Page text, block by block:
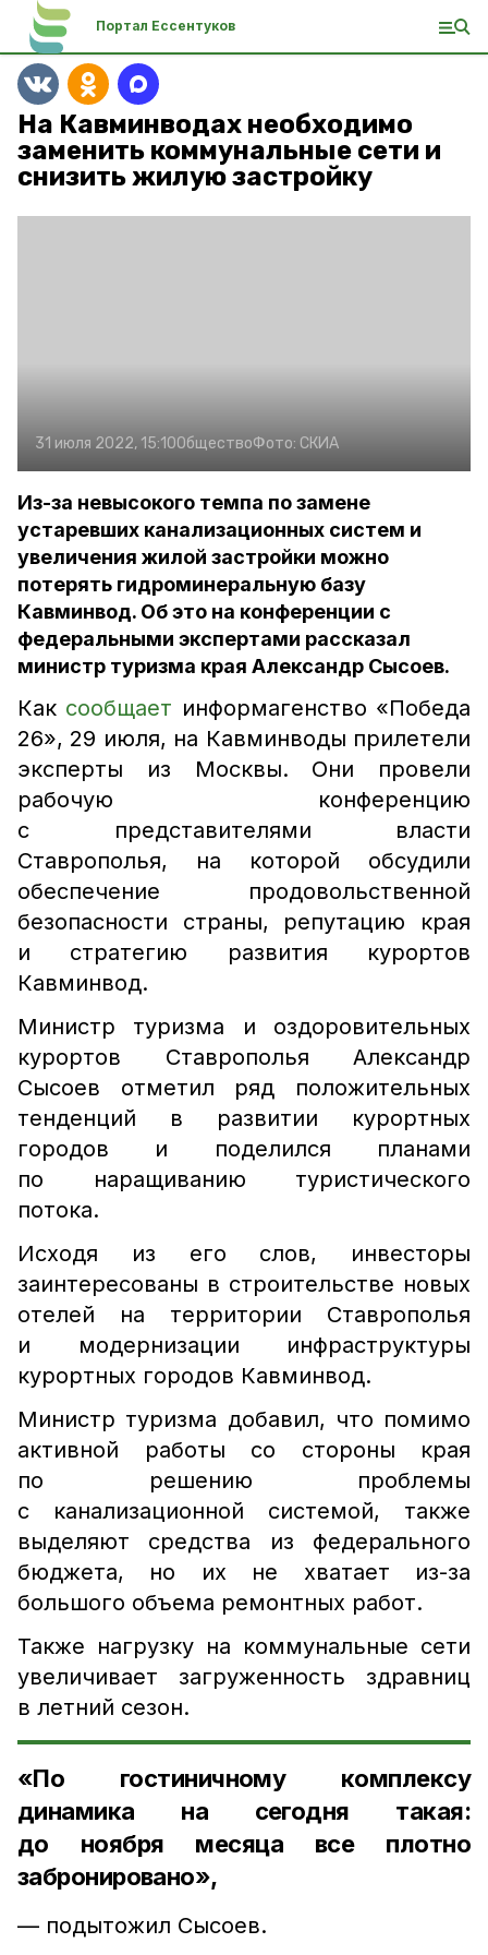
Портал Ессентуков
На Кавминводах необходимо
заменить коммунальные сети и
снизить жилую застройку
31 июля 2022, 15:10ОбществоФото: СКИА
Из-за невысокого темпа по замене
устаревших канализационных систем и
увеличения жилой застройки можно
потерять гидроминеральную базу
Кавминвод. Об это на конференции с
федеральными экспертами рассказал
министр туризма края Александр Сысоев.
Как сообщает информагенство «Победа
26», 29 июля, на Кавминводы прилетели
эксперты из Москвы. Они провели
рабочую конференцию
с представителями власти
Ставрополья, на которой обсудили
обеспечение продовольственной
безопасности страны, репутацию края
и стратегию развития курортов
Кавминвод.
Министр туризма и оздоровительных
курортов Ставрополья Александр
Сысоев отметил ряд положительных
тенденций в развитии курортных
городов и поделился планами
по наращиванию туристического
потока.
Исходя из его слов, инвесторы
заинтересованы в строительстве новых
отелей на территории Ставрополья
и модернизации инфраструктуры
курортных городов Кавминвод.
Министр туризма добавил, что помимо
активной работы со стороны края
по решению проблемы
с канализационной системой, также
выделяют средства из федерального
бюджета, но их не хватает из-за
большого объема ремонтных работ.
Также нагрузку на коммунальные сети
увеличивает загруженность здравниц
в летний сезон.
«По гостиничному комплексу
динамика на сегодня такая:
до ноября месяца все плотно
забронировано»,
— подытожил Сысоев.